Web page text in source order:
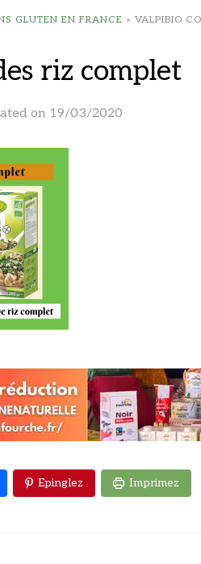
GLUTEN EN FRANCE » VALPIBIO
riz complet
on 19/03/2020
Epinglez Imprimez